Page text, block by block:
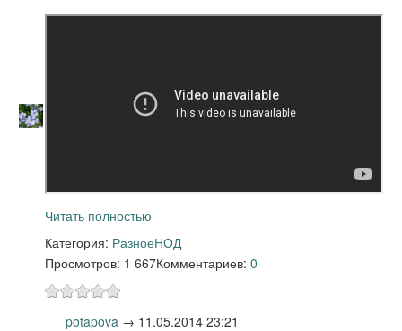
Читать полностью
Категория: РазноеНОД
Просмотров: 1 667Комментариев: 0
potapova → 11.05.2014 23:21